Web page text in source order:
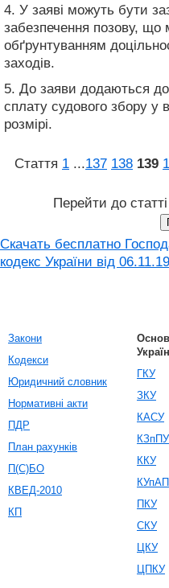
4. У заяві можуть бути
забезпечення позову, що
обґрунтуванням
заходів.
5. До заяви додаються
сплату судового збору у
розмірі.
Стаття 1 ...137 138 139
Перейти до статті
Скачать бесплатно
кодекс України від
Закони
Кодекси
Юридичний словник
Нормативні акти
ПДР
План рахунків
П(С)БО
КВЕД-2010
КП
ГКУ
ЗКУ
КАСУ
КЗпПУ
ККУ
КУпАП
ПКУ
СКУ
ЦКУ
ЦПКУ